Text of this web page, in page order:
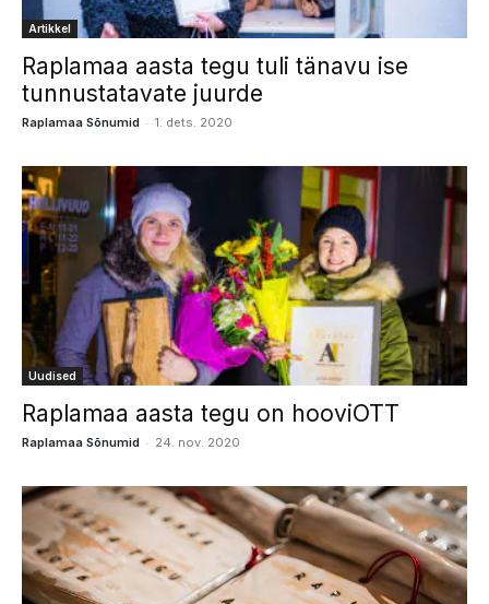
Artikkel
Raplamaa aasta tegu tuli tänavu ise
tunnustatavate juurde
Raplamaa Sõnumid - 1. dets. 2020
Uudised
Raplamaa aasta tegu on hooviOTT
Raplamaa Sõnumid - 24. nov. 2020